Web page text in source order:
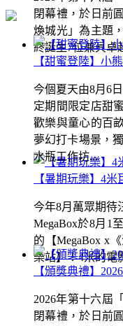
閉幕禮，於日前
煥城光」為主題
終誕生7位兼具卓
【暑期玩樂】4
今年8月萬眾期待
MegaBox於8月1
的【MegaBox x
樂站】！4米的電
【甜蜜登陸】小
今個夏天由8月6
定期間限定店甜
歡樂與童心的百
夢幻打卡場景，
水瓶工作坊...
【頒獎典禮】
2026年第十六屆
閉幕禮，於日前